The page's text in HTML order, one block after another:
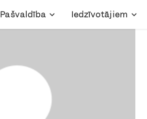
Pašvaldība Iedzīvotājiem